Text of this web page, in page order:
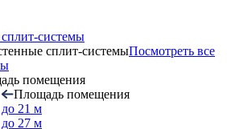
системы
сплит-системыПосмотреть все
помещения
Площадь помещения
до 21 м
до 27 м